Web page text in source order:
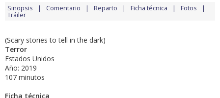
Sinopsis Comentario Reparto Ficha técnica Fotos
Tráiler
(Scary stories to tell in the dark)
Terror
Estados Unidos
Año: 2019
107 minutos
Ficha técnica